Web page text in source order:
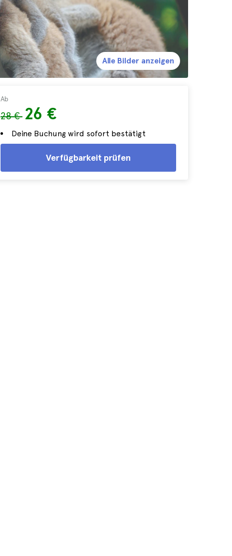
Ab
28 € 26 €
Deine Buchung wird sofort bestätigt
Verfügbarkeit prüfen
Alle Bilder anzeigen